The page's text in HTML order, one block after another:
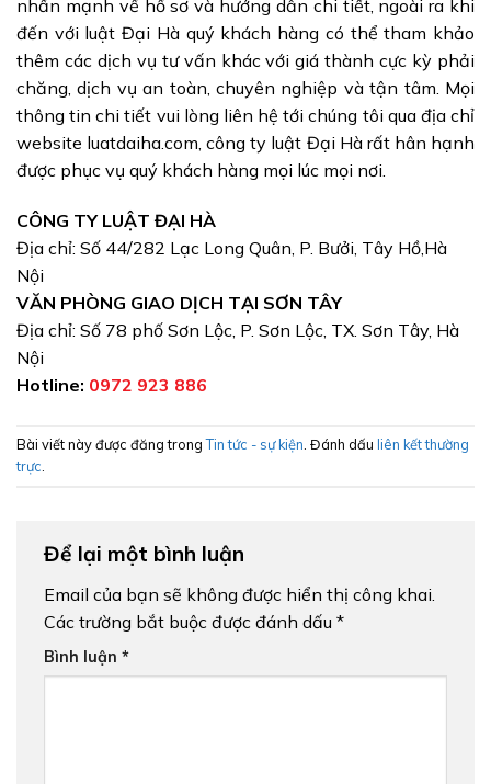
nhấn mạnh về hồ sơ và hướng dẫn chi tiết, ngoài ra khi
đến với luật Đại Hà quý khách hàng có thể tham khảo
thêm các dịch vụ tư vấn khác với giá thành cực kỳ phải
chăng, dịch vụ an toàn, chuyên nghiệp và tận tâm. Mọi
thông tin chi tiết vui lòng liên hệ tới chúng tôi qua địa chỉ
website luatdaiha.com, công ty luật Đại Hà rất hân hạnh
được phục vụ quý khách hàng mọi lúc mọi nơi.
CÔNG TY LUẬT ĐẠI HÀ
Địa chỉ: Số 44/282 Lạc Long Quân, P. Bưởi, Tây Hồ,Hà
Nội
VĂN PHÒNG GIAO DỊCH TẠI SƠN TÂY
Địa chỉ: Số 78 phố Sơn Lộc, P. Sơn Lộc, TX. Sơn Tây, Hà
Nội
Hotline: 0972 923 886
Bài viết này được đăng trongTin tức - sự kiện. Đánh dấu liên kết thường
trực.
Để lại một bình luận
Email của bạn sẽ không được hiển thị công khai.
Các trường bắt buộc được đánh dấu *
Bình luận *